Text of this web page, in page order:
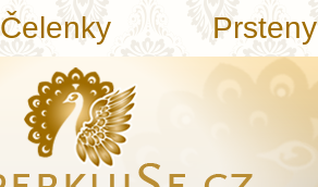
Čelenky Prsteny